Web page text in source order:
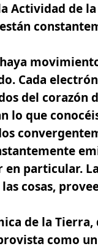
Actividad de
Cada
del corazón
lo que
particular.
las cosas,
de la Tierra,
como